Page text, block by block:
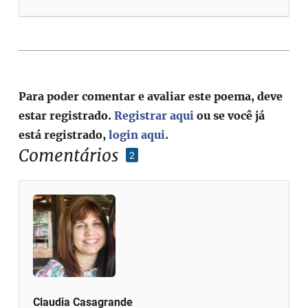
Comentários 2
Claudia Casagrande
Para poder comentar e avaliar este poema, deve
estar registrado.Registrar aqui ou se você já
está registrado,login aqui.